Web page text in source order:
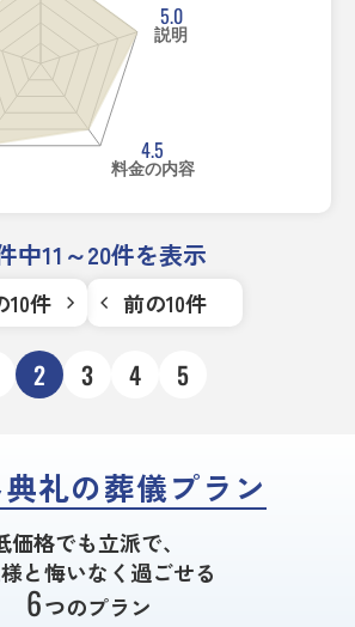
5.0
説明
4.5
料金の内容
中11～20件を表示
前の10件
2 3 4 5
10件
礼の葬儀プラン
価格でも立派で、
と悔いなく過ごせる
6つのプラン